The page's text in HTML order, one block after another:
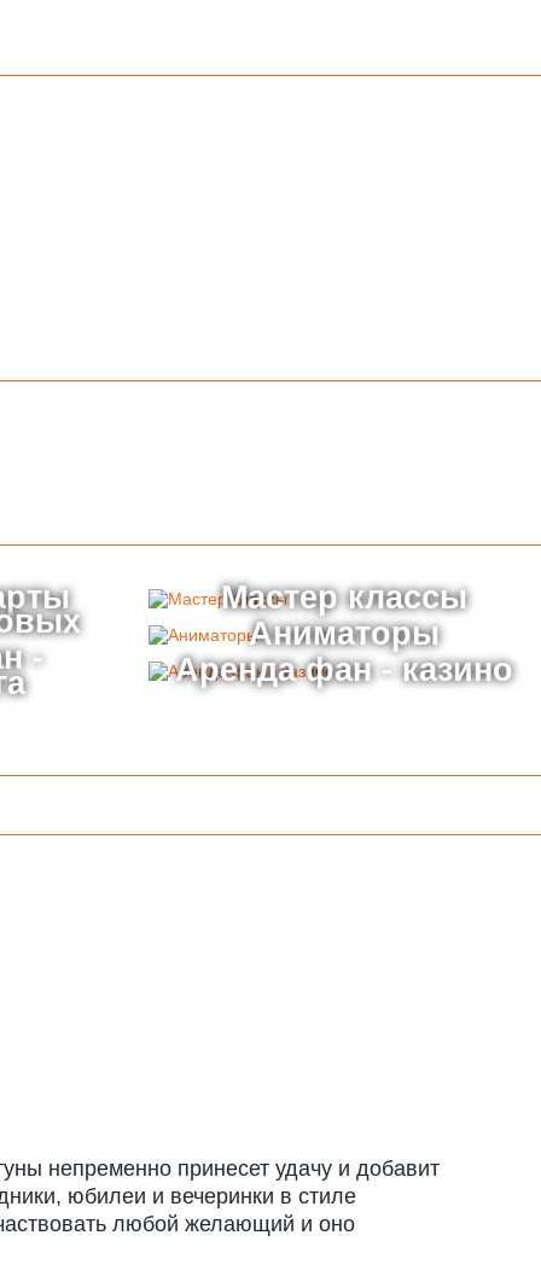
Мастер классы
Аниматоры
- Аренда фан - казино
непременно принесет удачу и добавит
юбилеи и вечеринки в стиле
любой желающий и оно